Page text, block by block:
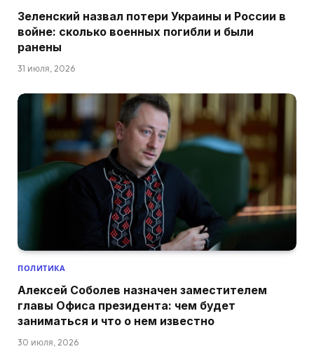
Зеленский назвал потери Украины и России в
войне: сколько военных погибли и были
ранены
31 июля, 2026
ПОЛИТИКА
Алексей Соболев назначен заместителем
главы Офиса президента: чем будет
заниматься и что о нем известно
30 июля, 2026